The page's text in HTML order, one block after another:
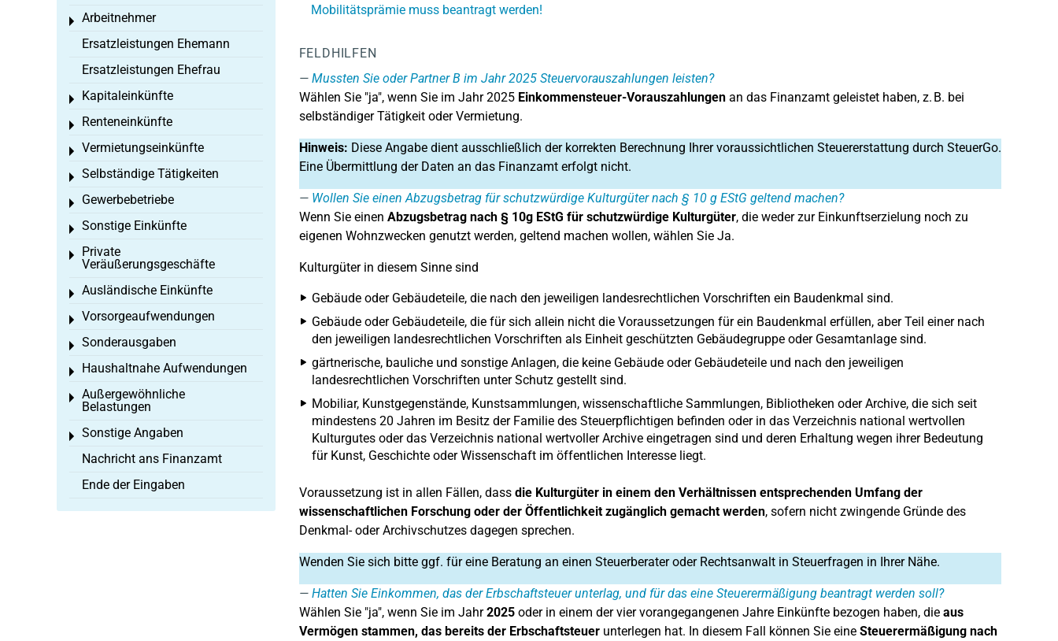
Mobilitätsprämie muss beantragt werden!
FELDHILFEN
Mussten Sie oder Partner B im Jahr 2025 Steuervorauszahlungen leisten?
Wählen Sie "ja", wenn Sie im Jahr 2025 Einkommensteuer-Vorauszahlungenan das Finanzamt geleistet haben, z. B. bei
selbständiger Tätigkeit oder Vermietung.
Hinweis: Diese Angabe dient ausschließlich der korrekten Berechnung Ihrer voraussichtlichen Steuererstattung durch SteuerGo.
Eine Übermittlung der Daten an das Finanzamt erfolgt nicht.
Wollen Sie einen Abzugsbetrag für schutzwürdige Kulturgüter nach § 10 g EStG geltend machen?
Wenn Sie einen Abzugsbetrag nach § 10g EStG für schutzwürdige Kulturgüter, die weder zur Einkunftserzielung noch zu
eigenen Wohnzwecken genutzt werden, geltend machen wollen, wählen Sie Ja.
Kulturgüter in diesem Sinne sind
Gebäude oder Gebäudeteile, die nach den jeweiligen landesrechtlichen Vorschriften ein Baudenkmal sind.
Gebäude oder Gebäudeteile, die für sich allein nicht die Voraussetzungen für ein Baudenkmal erfüllen, aber Teil einer nach
den jeweiligen landesrechtlichen Vorschriften als Einheit geschützten Gebäudegruppe oder Gesamtanlage sind.
gärtnerische, bauliche und sonstige Anlagen, die keine Gebäude oder Gebäudeteile und nach den jeweiligen
landesrechtlichen Vorschriften unter Schutz gestellt sind.
Mobiliar, Kunstgegenstände, Kunstsammlungen, wissenschaftliche Sammlungen, Bibliotheken oder Archive, die sich seit
mindestens 20 Jahren im Besitz der Familie des Steuerpflichtigen befinden oder in das Verzeichnis national wertvollen
Kulturgutes oder das Verzeichnis national wertvoller Archive eingetragen sind und deren Erhaltung wegen ihrer Bedeutung
für Kunst, Geschichte oder Wissenschaft im öffentlichen Interesse liegt.
Voraussetzung ist in allen Fällen, dass die Kulturgüter in einem den Verhältnissen entsprechenden Umfang der
wissenschaftlichen Forschung oder der Öffentlichkeit zugänglich gemacht werden, sofern nicht zwingende Gründe des
Denkmal- oder Archivschutzes dagegen sprechen.
Wenden Sie sich bitte ggf. für eine Beratung an einen Steuerberater oder Rechtsanwalt in Steuerfragen in Ihrer Nähe.
Hatten Sie Einkommen, das der Erbschaftsteuer unterlag, und für das eine Steuerermäßigung beantragt werden soll?
Wählen Sie "ja", wenn Sie im Jahr2025oder in einem der vier vorangegangenen Jahre Einkünfte bezogen haben, die aus
Vermögen stammen, das bereits der Erbschaftsteuerunterlegen hat. In diesem Fall können Sie eine Steuerermäßigung nach
Arbeitnehmer
Toggle menu
Ersatzleistungen Ehemann
Ersatzleistungen Ehefrau
Kapitaleinkünfte
Toggle menu
Renteneinkünfte
Toggle menu
Vermietungseinkünfte
Toggle menu
Selbständige Tätigkeiten
Toggle menu
Gewerbebetriebe
Toggle menu
Sonstige Einkünfte
Toggle menu
Private
Veräußerungsgeschäfte
Toggle menu
Ausländische Einkünfte
Toggle menu
Vorsorgeaufwendungen
Toggle menu
Sonderausgaben
Toggle menu
Haushaltnahe Aufwendungen
Toggle menu
Außergewöhnliche
Belastungen
Toggle menu
Sonstige Angaben
Toggle menu
Nachricht ans Finanzamt
Ende der Eingaben